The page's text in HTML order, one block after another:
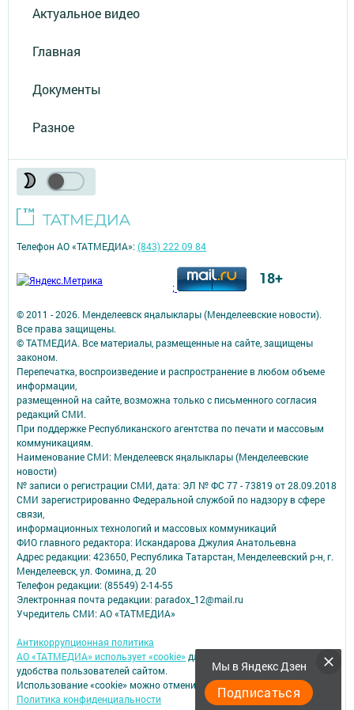
Актуальное видео
Главная
Документы
Разное
Мы в Яндекс Дзен
Подписаться
© 2011 - 2026. Менделеевск яӊалыклары (Менделеевские новости).
Все права защищены.
© ТАТМЕДИА. Все материалы, размещенные на сайте, защищены
законом.
Перепечатка, воспроизведение и распространение в любом объеме
информации,
размещенной на сайте, возможна только с письменного согласия
редакций СМИ.
При поддержке Республиканского агентства по печати и массовым
коммуникациям.
Наименование СМИ: Менделеевск яӊалыклары (Менделеевские
новости)
№ записи о регистрации СМИ, дата: ЭЛ № ФС 77 - 73819 от 28.09.2018
СМИ зарегистрированно Федеральной службой по надзору в сфере
связи,
информационных технологий и массовых коммуникаций
ФИО главного редактора: Искандарова Джулия Анатольевна
Адрес редакции: 423650, Республика Татарстан, Менделеевский р-н, г.
Менделеевск, ул. Фомина, д. 20
Телефон редакции: (85549) 2-14-55
Электронная почта редакции: paradox_12@mail.ru
Учредитель СМИ: АО «ТАТМЕДИА»
Антикоррупционная политика
АО «ТАТМЕДИА» использует «cookie» для персонализации сервисов и
удобства пользователей сайтом.
Использование «cookie» можно отменить в настройках браузера.
Политика конфиденциальности
Телефон АО «ТАТМЕДИА»:(843) 222 09 84
; 18+